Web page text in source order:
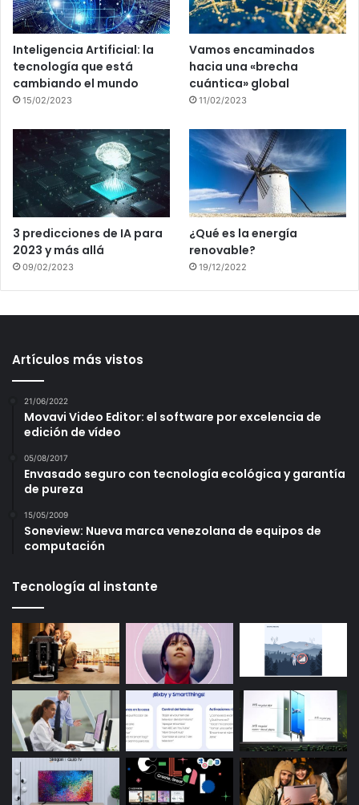
Inteligencia Artificial: la
tecnología que está
cambiando el mundo
15/02/2023
Vamos encaminados
hacia una «brecha
cuántica» global
11/02/2023
3 predicciones de IA para
2023 y más allá
09/02/2023
¿Qué es la energía
renovable?
19/12/2022
Artículos más vistos
21/06/2022
Movavi Video Editor: el software por excelencia de
edición de vídeo
05/08/2017
Envasado seguro con tecnología ecológica y garantía
de pureza
15/05/2009
Soneview: Nueva marca venezolana de equipos de
computación
Tecnología al instante